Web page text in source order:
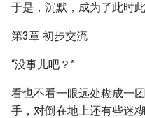
于是，沉默，成为了此时
第3章 初步交流
“没事儿吧？”
看也不看一眼远处糊成一
手，对倒在地上还有些迷